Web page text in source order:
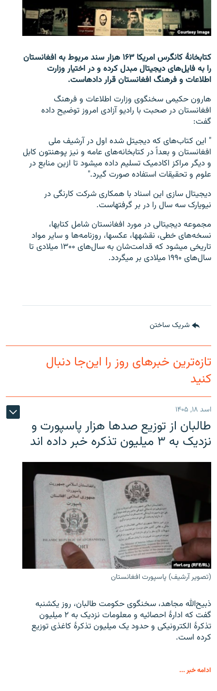
تماس
صفحه پشتو
Azadi English
به ما بپیوندید
همۀ سایت‌های رادیو آزادی/ رادیو اروپای آزاد
کتابخانۀ کانگرس امریکا ۱۶۳ هزار سند مربوط به افغانستان
را به فایل‌های دیجیتال مبدل کرده و در اختیار وزارت
اطلاعات و فرهنگ افغانستان قرار داده‎است.
هارون حکیمی سخنگوی وزارت اطلاعات و فرهنگ
افغانستان در صحبت با رادیو آزادی امروز توضیح داده
گفت:
" این کتاب‌های که دیجیتل شده اول در آرشیف ملی
افغانستان و بعداً در کتابخانه‌های عامه و نیز پوهنتون کابل
و دیگر مراکز اکادمیک تسلیم داده می‎شود تا ازین منابع در
علوم و تحقیقات استفاده صورت گیرد."
دیجیتال سازی این اسناد با همکاری شرکت کارنگی در
نیویارک سه سال را در بر گرفته‎است.
مجموعه دیجیتالی در مورد افغانستان شامل کتاب‎ها،
نسخه‌های خطی، نقشه‎ها، عکس‎ها، روزنامه‌ها و سایر مواد
تاریخی می‎شود که قدامت‌شان به سال‌های ۱۳۰۰ میلادی تا
سال‌های ۱۹۹۰ میلادی بر می‎گردد.
شریک ساختن
تازه‌ترین خبرهای روز را این‌جا دنبال
کنید
اسد ۱۸, ۱۴۰۵
طالبان از توزیع صدها هزار پاسپورت و
نزدیک به ۳ میلیون تذکره خبر داده اند
(تصویر آرشیف) پاسپورت افغانستان
ذبیح‌الله مجاهد، سخنگوی حکومت طالبان، روز یکشنبه
گفت که ادارهٔ احصائیه و معلومات نزدیک به ۲ میلیون
تذکرهٔ الکترونیکی و حدود یک میلیون تذکرهٔ کاغذی توزیع
کرده است.
ادامه خبر ...